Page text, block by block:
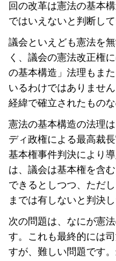
回の改革は憲法の基本
ではいえないと判断して
議会といえども憲法を
く、議会の憲法改正権
の基本構造」法理もま
いるわけではありませ
経緯で確立されたものな
憲法の基本構造の法理
ディ政権による最高裁
基本権事件判決により
は、議会は基本権を含
できるとしつつ、ただ
までは有しないと判決し
次の問題は、なにが憲
す。これも最終的には
すが、難しい問題です